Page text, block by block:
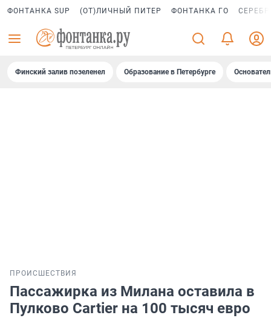
ФОНТАНКА SUP (ОТ)ЛИЧНЫЙ ПИТЕР ФОНТАНКА ГО
Финский залив позеленел Образование в Петербурге
ПРОИСШЕСТВИЯ
Пассажирка из Милана оставила в
Пулково Cartier на 100 тысяч евро